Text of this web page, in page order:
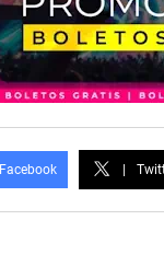
Facebook